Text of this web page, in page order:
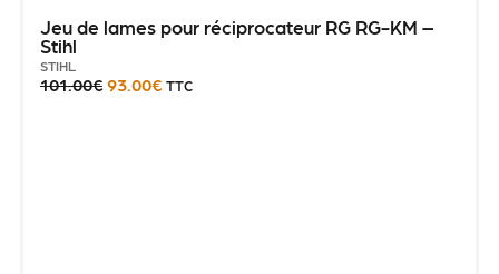
Jeu de lames pour réciprocateur RG RG-KM –
Stihl
STIHL
101.00€ 93.00€ TTC